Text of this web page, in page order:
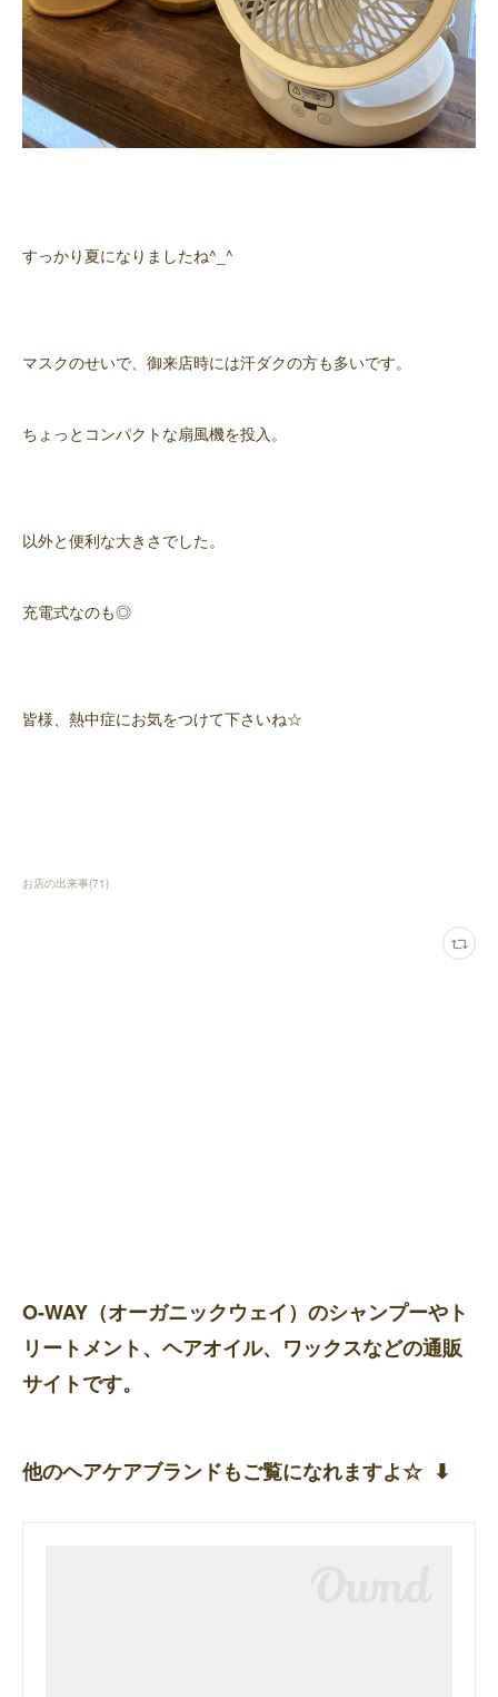
すっかり夏になりましたね^_^
マスクのせいで、御来店時には汗ダクの方も多いです。
ちょっとコンパクトな扇風機を投入。
以外と便利な大きさでした。
充電式なのも◎
皆様、熱中症にお気をつけて下さいね☆
お店の出来事(71)
O-WAY（オーガニックウェイ）のシャンプーやト
リートメント、ヘアオイル、ワックスなどの通販
サイトです。
他のヘアケアブランドもご覧になれますよ☆ ⬇︎